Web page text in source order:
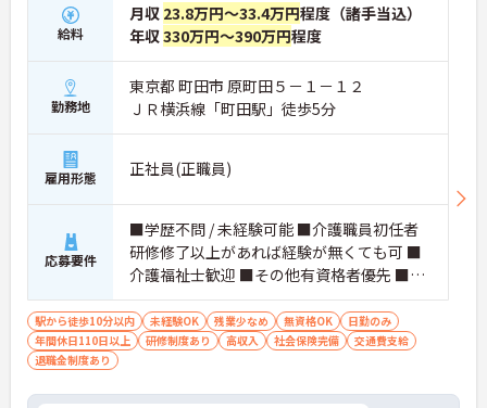
給料
月収 23.8万円～33.4万円程度（諸手当込）
年収330万円～390万円程度
勤務地
東京都 町田市 原町田５－１－１２
ＪＲ横浜線「町田駅」徒歩5分
雇用形態 正社員(正職員)
応募要件
■学歴不問 / 未経験可能 ■介護職員初任者
研修修了以上があれば経験が無くても可 ■
介護福祉士歓迎 ■その他有資格者優先 ■自
動車運転免許歓迎（AT限定可）
駅から徒歩10分以内 未経験OK 残業少なめ 無資格OK
日勤のみ
年間休日110日以上
研修制度あり 高収入 社会保険完備
交通費支給
退職金制度あり